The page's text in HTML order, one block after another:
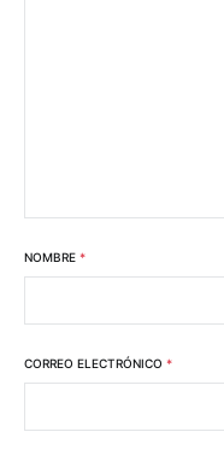
NOMBRE *
CORREO ELECTRÓNICO *